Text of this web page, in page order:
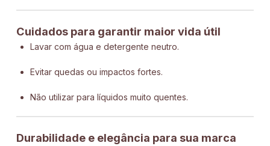
Cuidados para garantir maior vida útil
Lavar com água e detergente neutro.
Evitar quedas ou impactos fortes.
Não utilizar para líquidos muito quentes.
Durabilidade e elegância para sua marca